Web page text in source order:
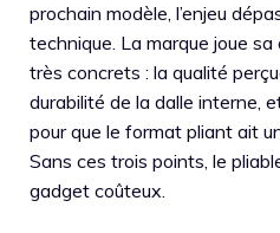
prochain modèle, l’enjeu
technique. La marque joue
très concrets : la qualité
durabilité de la dalle interne,
pour que le format pliant ait
Sans ces trois points, le
gadget coûteux.